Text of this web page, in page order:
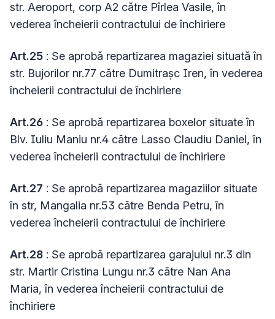
str. Aeroport, corp A2 către Pîrlea Vasile, în
vederea încheierii contractului de închiriere
Art.25 : Se aprobă repartizarea magaziei situată în
str. Bujorilor nr.77 către Dumitrașc Iren, în vederea
încheierii contractului de închiriere
Art.26 : Se aprobă repartizarea boxelor situate în
Blv. Iuliu Maniu nr.4 către Lasso Claudiu Daniel, în
vederea încheierii contractului de închiriere
Art.27 : Se aprobă repartizarea magaziilor situate
în str, Mangalia nr.53 către Benda Petru, în
vederea încheierii contractului de închiriere
Art.28 : Se aprobă repartizarea garajului nr.3 din
str. Martir Cristina Lungu nr.3 către Nan Ana
Maria, în vederea încheierii contractului de
închiriere